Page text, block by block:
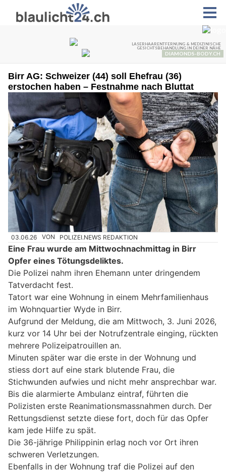
Birr AG: Schweizer (44) soll Ehefrau (36)
erstochen haben – Festnahme nach Bluttat
03.06.26 VON POLIZEI.NEWS REDAKTION
Eine Frau wurde am Mittwochnachmittag in Birr
Opfer eines Tötungsdeliktes.
Die Polizei nahm ihren Ehemann unter dringendem
Tatverdacht fest.
Tatort war eine Wohnung in einem Mehrfamilienhaus
im Wohnquartier Wyde in Birr.
Aufgrund der Meldung, die am Mittwoch, 3. Juni 2026,
kurz vor 14 Uhr bei der Notrufzentrale einging, rückten
mehrere Polizeipatrouillen an.
Minuten später war die erste in der Wohnung und
stiess dort auf eine stark blutende Frau, die
Stichwunden aufwies und nicht mehr ansprechbar war.
Bis die alarmierte Ambulanz eintraf, führten die
Polizisten erste Reanimationsmassnahmen durch. Der
Rettungsdienst setzte diese fort, doch für das Opfer
kam jede Hilfe zu spät.
Die 36-jährige Philippinin erlag noch vor Ort ihren
schweren Verletzungen.
Ebenfalls in der Wohnung traf die Polizei auf den